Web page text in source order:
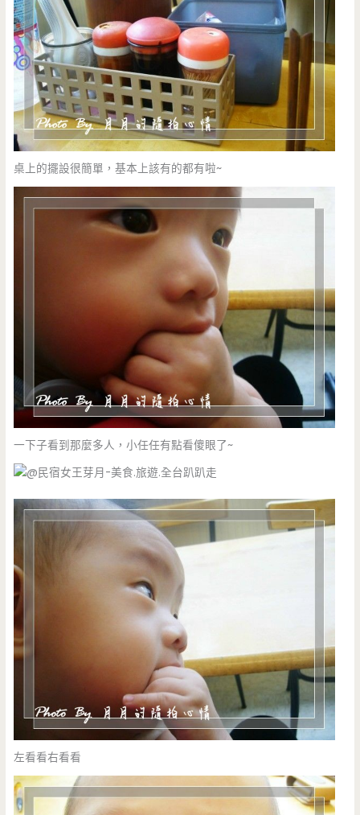
桌上的擺設很簡單，基本上該有的都有啦~
一下子看到那麼多人，小任任有點看傻眼了~
左看看右看看